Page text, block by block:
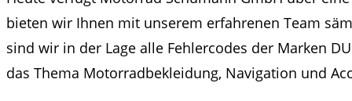
bieten wir Ihnen mit unserem erfahrenen Team
sind wir in der Lage alle Fehlercodes der Marken
das Thema Motorradbekleidung, Navigation und